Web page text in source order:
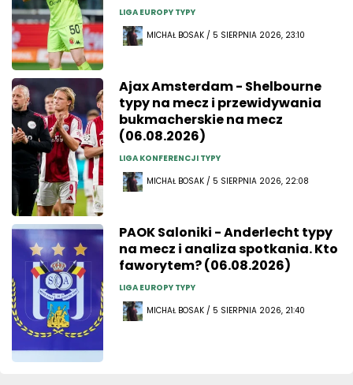
LIGA EUROPY TYPY
MICHAŁ BOSAK / 5 SIERPNIA 2026, 23:10
Ajax Amsterdam - Shelbourne
typy na mecz i przewidywania
bukmacherskie na mecz
(06.08.2026)
LIGA KONFERENCJI TYPY
MICHAŁ BOSAK / 5 SIERPNIA 2026, 22:08
PAOK Saloniki - Anderlecht typy
na mecz i analiza spotkania. Kto
faworytem? (06.08.2026)
LIGA EUROPY TYPY
MICHAŁ BOSAK / 5 SIERPNIA 2026, 21:40